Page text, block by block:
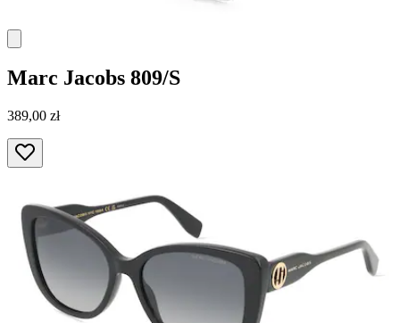
Marc Jacobs 809/S
389,00 zł